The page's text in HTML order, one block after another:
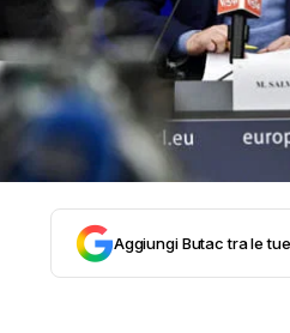
COMPLOTTI, LEGGENDE
EDITORIALI
Aggiungi Butac tra le